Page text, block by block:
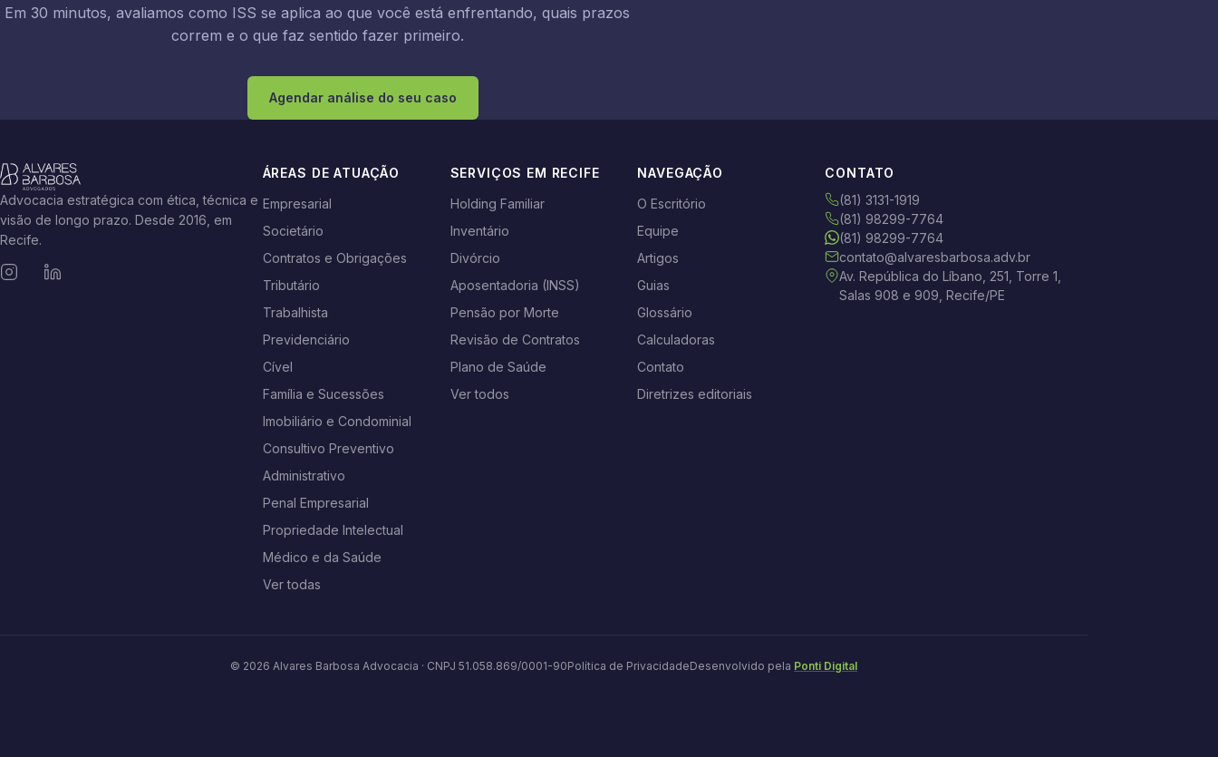
Em 30 minutos, avaliamos como ISS se aplica ao que você está enfrentando, quais prazos
correm e o que faz sentido fazer primeiro.
Agendar análise do seu caso
Advocacia estratégica com ética, técnica e
visão de longo prazo. Desde 2016, em
Recife.
ÁREAS DE ATUAÇÃO
Empresarial
Societário
Contratos e Obrigações
Tributário
Trabalhista
Previdenciário
Cível
Família e Sucessões
Imobiliário e Condominial
Consultivo Preventivo
Administrativo
Penal Empresarial
Propriedade Intelectual
Médico e da Saúde
Ver todas
SERVIÇOS EM RECIFE
Holding Familiar
Inventário
Divórcio
Aposentadoria (INSS)
Pensão por Morte
Revisão de Contratos
Plano de Saúde
Ver todos
NAVEGAÇÃO
O Escritório
Equipe
Artigos
Guias
Glossário
Calculadoras
Contato
Diretrizes editoriais
CONTATO
(81) 3131-1919
(81) 98299-7764
(81) 98299-7764
contato@alvaresbarbosa.adv.br
Av. República do Líbano, 251, Torre 1,
Salas 908 e 909, Recife/PE
© 2026 Alvares Barbosa Advocacia · CNPJ 51.058.869/0001-90Política de PrivacidadeDesenvolvido pela Ponti Digital